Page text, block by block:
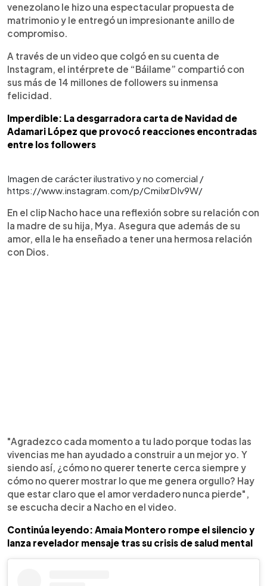
venezolano le hizo una espectacular propuesta de
matrimonio y le entregó un impresionante anillo de
compromiso.
A través de un video que colgó en su cuenta de
Instagram, el intérprete de “Báilame” compartió con
sus más de 14 millones de followers su inmensa
felicidad.
Imperdible: La desgarradora carta de Navidad de
Adamari López que provocó reacciones encontradas
entre los followers
Imagen de carácter ilustrativo y no comercial /
https://www.instagram.com/p/CmiIxrDIv9W/
En el clip Nacho hace una reflexión sobre su relación con
la madre de su hija, Mya. Asegura que además de su
amor, ella le ha enseñado a tener una hermosa relación
con Dios.
"Agradezco cada momento a tu lado porque todas las
vivencias me han ayudado a construir a un mejor yo. Y
siendo así, ¿cómo no querer tenerte cerca siempre y
cómo no querer mostrar lo que me genera orgullo? Hay
que estar claro que el amor verdadero nunca pierde",
se escucha decir a Nacho en el video.
Continúa leyendo: Amaia Montero rompe el silencio y
lanza revelador mensaje tras su crisis de salud mental